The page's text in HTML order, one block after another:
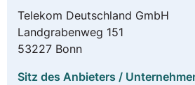
Telekom Deutschland GmbH
Landgrabenweg 151
53227 Bonn
Sitz des Anbieters /